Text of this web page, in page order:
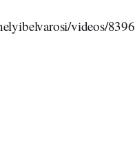
videos/8396